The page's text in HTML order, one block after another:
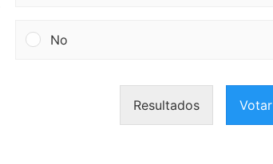
No
Resultados Votar